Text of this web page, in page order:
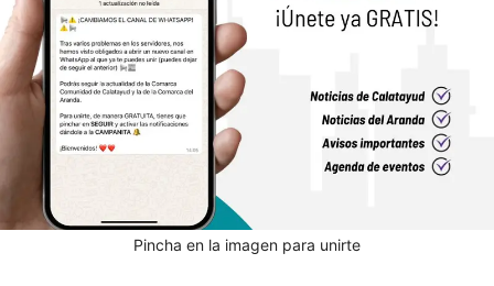
Pincha en la imagen para unirte